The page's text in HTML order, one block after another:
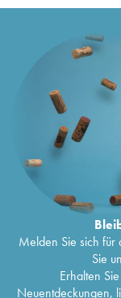
Grande Année
La Grande
Brut Vieilles
Grande Année
Rosé Brut
R.D. Extra-Brut
La Grande
Grande
Brut Vieilles
La Côte Aux
Rosé Brut
James Bond
Brut Vieilles
La Grande
Melden Sie sich
Sie
Erhalten
Neuentdeckungen,